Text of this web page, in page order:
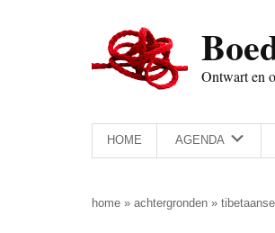
Ontwart en
HOME AGENDA
home » achtergronden »